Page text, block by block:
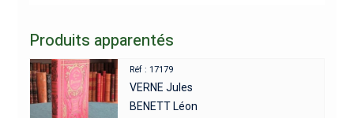
Produits apparentés
Réf : 17179
VERNE Jules
BENETT Léon